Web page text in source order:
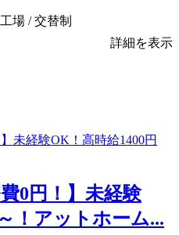
場 / 交替制
詳細を表示
0円！】未経験
！アットホーム...